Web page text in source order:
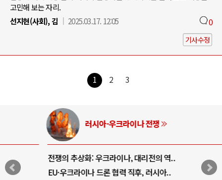
고민해 보는 자리.
선지현(사회), 김
2025.03.17. 12:05 0
기사수정
1 2 3
러시아-우크라이나 전쟁
전쟁의 추상화: 우크라이나, 대리전의 역..
EU·우크라이나 드론 협력 직후, 러시아..